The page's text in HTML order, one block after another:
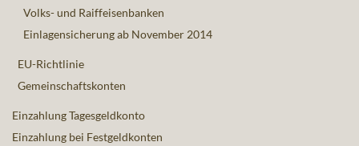
Volks- und Raiffeisenbanken
Einlagensicherung ab November 2014
EU-Richtlinie
Gemeinschaftskonten
Einzahlung Tagesgeldkonto
Einzahlung bei Festgeldkonten